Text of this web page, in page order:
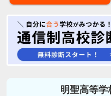
明聖高等学